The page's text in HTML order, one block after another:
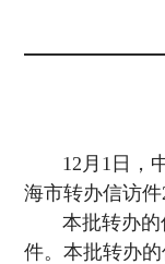
12月1日，中
海市转办信访件
本批转办的
件。本批转办